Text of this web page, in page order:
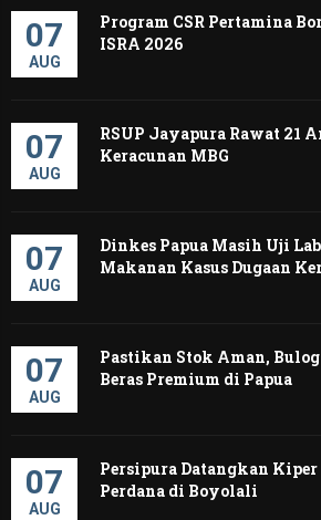
07
AUG
Program CSR Pertamina
ISRA 2026
07
AUG
RSUP Jayapura Rawat 21
Keracunan MBG
07
AUG
Dinkes Papua Masih Uji
Makanan Kasus Dugaan
07
AUG
Pastikan Stok Aman,
Beras Premium di Papua
07
AUG
Persipura Datangkan
Perdana di Boyolali